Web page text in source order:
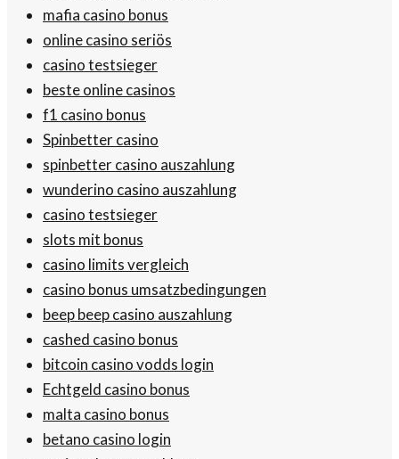
mafia casino bonus
online casino seriös
casino testsieger
beste online casinos
f1 casino bonus
Spinbetter casino
spinbetter casino auszahlung
wunderino casino auszahlung
casino testsieger
slots mit bonus
casino limits vergleich
casino bonus umsatzbedingungen
beep beep casino auszahlung
cashed casino bonus
bitcoin casino vodds login
Echtgeld casino bonus
malta casino bonus
betano casino login